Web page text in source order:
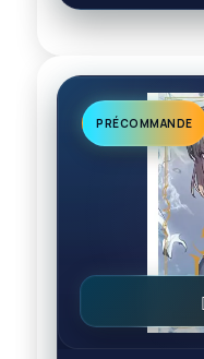
PRÉCOMMANDE